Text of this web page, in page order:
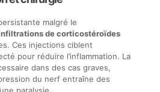
malgré le
de corticostéroïdes
Ces injections ciblent
pour réduire l’inflammation. La
dans des cas graves,
du nerf entraîne des